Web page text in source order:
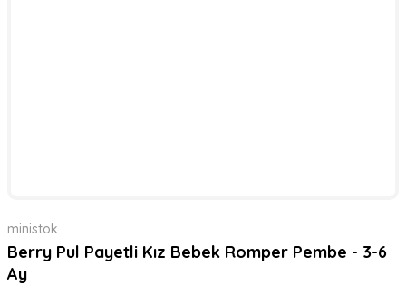
ministok
Berry Pul Payetli Kız Bebek Romper Pembe - 3-6
Ay